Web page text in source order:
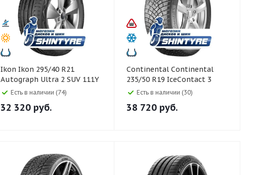
Ikon Ikon 295/40 R21
Autograph Ultra 2 SUV 111Y
Есть в наличии (74)
32 320 руб.
Continental Continental
235/50 R19 IceContact 3
103T Шипы
Есть в наличии (30)
38 720 руб.